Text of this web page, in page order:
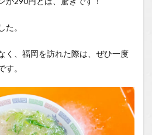
。
く、福岡を訪れた際は、ぜひ一度
。